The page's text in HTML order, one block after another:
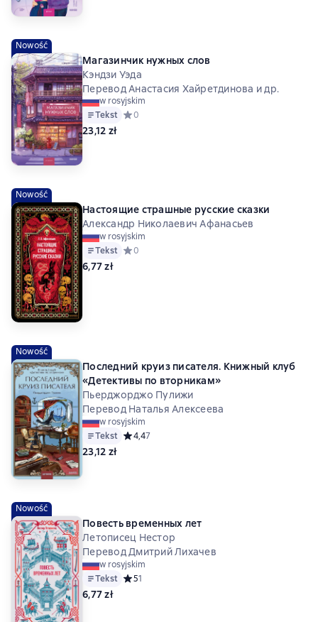
Nowość
Магазинчик нужных слов
Кэндзи Уэда
Перевод Анастасия Хайретдинова и др.
w rosyjskim
Tekst Средний рейтинг 0 на основе 0 оценок
0
23,12 zł
Nowość
Настоящие страшные русские сказки
Александр Николаевич Афанасьев
w rosyjskim
Tekst Средний рейтинг 0 на основе 0 оценок
0
6,77 zł
Nowość
Последний круиз писателя. Книжный клуб
«Детективы по вторникам»
Пьерджорджо Пулижи
Перевод Наталья Алексеева
w rosyjskim
Tekst Средний рейтинг 4,4 на основе 7 оценок
4,47
23,12 zł
Nowość
Повесть временных лет
Летописец Нестор
Перевод Дмитрий Лихачев
w rosyjskim
Tekst Средний рейтинг 5 на основе 1 оценок
51
6,77 zł